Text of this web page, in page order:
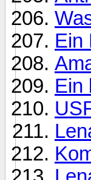
Ein
Ein